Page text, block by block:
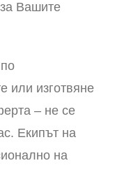
Вашите
или изготвяне
– не се
Екипът на
на